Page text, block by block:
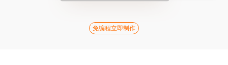
免编程立即制作